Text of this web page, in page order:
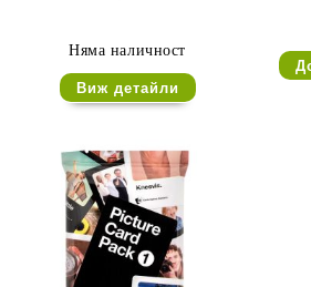
Няма наличност
Виж детайли